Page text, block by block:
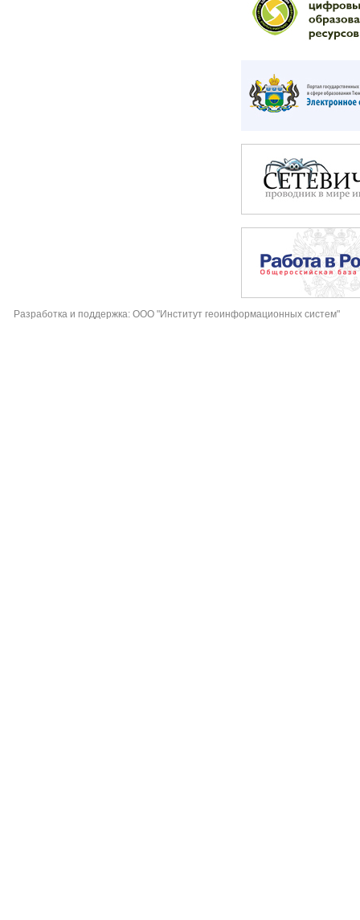
Разработка и поддержка: ООО "Институт геоинформационных систем"